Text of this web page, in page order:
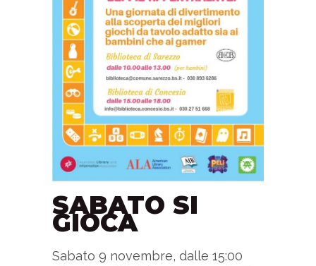
SABATO SI
GIOCA
Sabato 9 novembre, dalle 15:00